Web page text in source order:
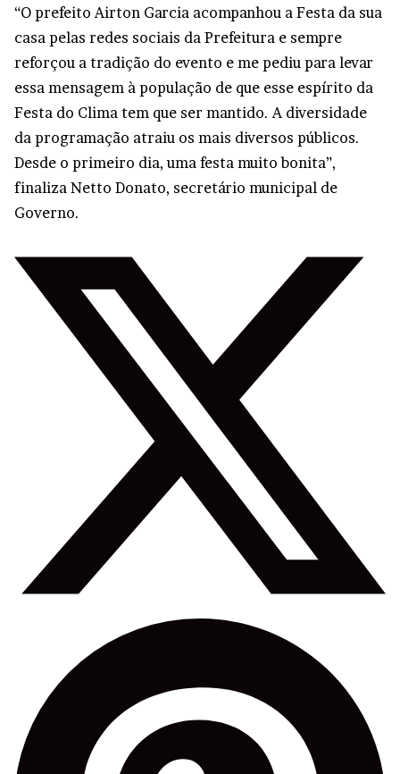
“O prefeito Airton Garcia acompanhou a Festa da sua
casa pelas redes sociais da Prefeitura e sempre
reforçou a tradição do evento e me pediu para levar
essa mensagem à população de que esse espírito da
Festa do Clima tem que ser mantido. A diversidade
da programação atraiu os mais diversos públicos.
Desde o primeiro dia, uma festa muito bonita”,
finaliza Netto Donato, secretário municipal de
Governo.